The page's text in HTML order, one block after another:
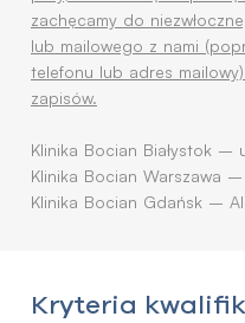
zachęcamy do
lub mailowego z nami
telefonu lub adres
zapisów.
Klinika Bocian Białystok –
Klinika Bocian Warszawa
Klinika Bocian Gdańsk –
Kryteria